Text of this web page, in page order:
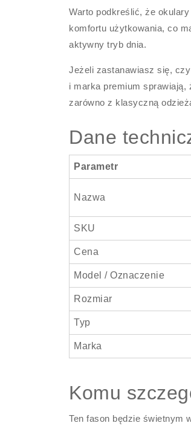
Warto podkreślić, że
komfortu użytkowania, co
aktywny tryb dnia.
Jeżeli zastanawiasz się,
i marka premium sprawiają,
zarówno z klasyczną
Dane
Parametr
Nazwa
SKU
Cena
Model / Oznaczenie
Rozmiar
Typ
Marka
Komu
Ten fason będzie świetnym